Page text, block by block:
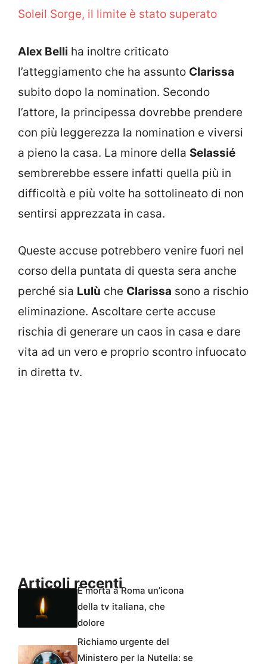
Soleil Sorge, il limite è stato superato
Alex Belli ha inoltre criticato
l’atteggiamento che ha assunto Clarissa
subito dopo la nomination. Secondo
l’attore, la principessa dovrebbe prendere
con più leggerezza la nomination e viversi
a pieno la casa. La minore della Selassié
sembrerebbe essere infatti quella più in
difficoltà e più volte ha sottolineato di non
sentirsi apprezzata in casa.
Queste accuse potrebbero venire fuori nel
corso della puntata di questa sera anche
perché sia Lulù che Clarissa sono a rischio
eliminazione. Ascoltare certe accuse
rischia di generare un caos in casa e dare
vita ad un vero e proprio scontro infuocato
in diretta tv.
Articoli recentiÈ morta a Roma un’icona
della tv italiana, che
dolore
Richiamo urgente del
Ministero per la Nutella: se